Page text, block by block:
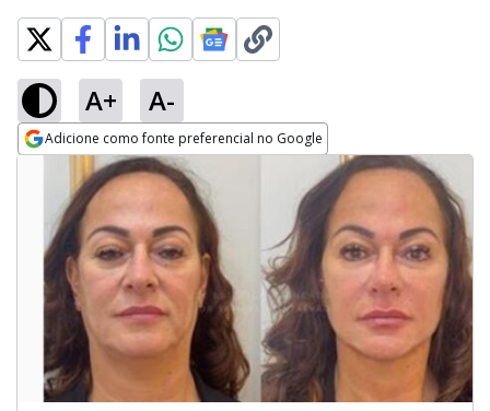
A+ A-
Adicione como fonte preferencial no Google
Opens in new window